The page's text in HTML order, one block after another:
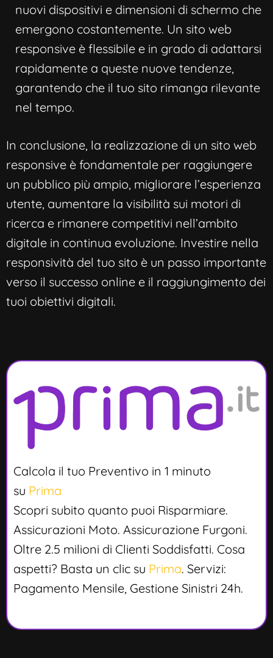
nuovi dispositivi e dimensioni di schermo che
emergono costantemente. Un sito web
responsive è flessibile e in grado di adattarsi
rapidamente a queste nuove tendenze,
garantendo che il tuo sito rimanga rilevante
nel tempo.
In conclusione, la realizzazione di un sito web
responsive è fondamentale per raggiungere
un pubblico più ampio, migliorare l’esperienza
utente, aumentare la visibilità sui motori di
ricerca e rimanere competitivi nell’ambito
digitale in continua evoluzione. Investire nella
responsività del tuo sito è un passo importante
verso il successo online e il raggiungimento dei
tuoi obiettivi digitali.
Calcola il tuo Preventivo in 1 minuto
su Prima
Scopri subito quanto puoi Risparmiare.
Assicurazioni Moto. Assicurazione Furgoni.
Oltre 2.5 milioni di Clienti Soddisfatti. Cosa
aspetti? Basta un clic su Prima. Servizi:
Pagamento Mensile, Gestione Sinistri 24h.